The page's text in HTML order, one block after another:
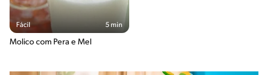
Fácil 5 min
Molico com Pera e Mel